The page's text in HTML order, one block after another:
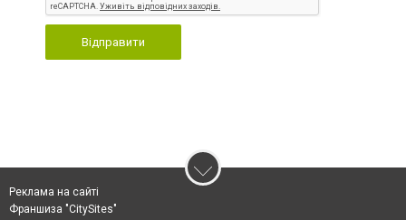
Відправити
Реклама на сайті
Франшиза "CitySites"